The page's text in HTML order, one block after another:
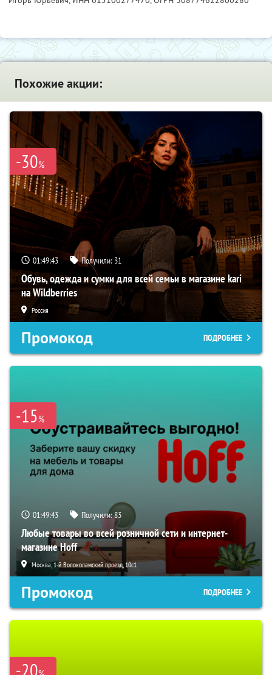
Похожие акции:
-30%
01:49:42 Получили: 31
Обувь, одежда и сумки для всей семьи в магазине kari
на Wildberries
Россия
Промокод ПОДРОБНЕЕ
-15%
01:49:42 Получили:83
Любые товары во всей розничной сети и интернет-
магазине Hoff
Москва, 1-й Волоколамский проезд, 10с1
Промокод ПОДРОБНЕЕ
-20